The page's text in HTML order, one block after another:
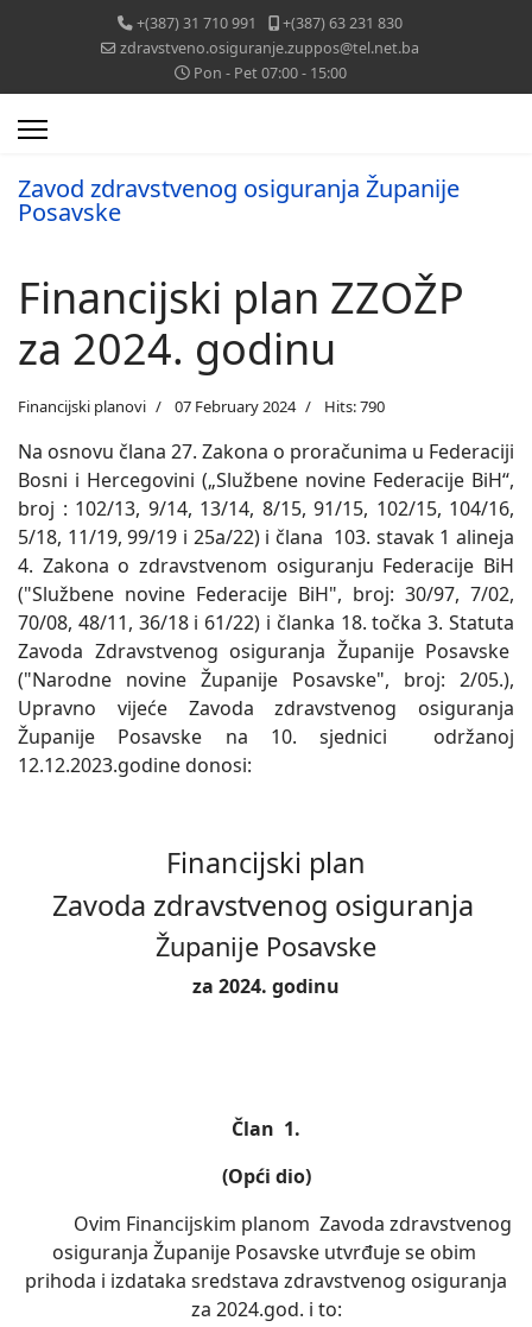
+(387) 31 710 991
+(387) 63 231 830
zdravstveno.osiguranje.zuppos@tel.net.ba
Pon - Pet 07:00 - 15:00
Zavod zdravstvenog osiguranja Županije
Posavske
Financijski plan ZZOŽP
za 2024. godinu
Financijski planovi 07 February 2024 Hits: 790
Na osnovu člana 27. Zakona o proračunima u Federaciji
Bosni i Hercegovini („Službene novine Federacije BiH“,
broj : 102/13, 9/14, 13/14, 8/15, 91/15, 102/15, 104/16,
5/18, 11/19, 99/19 i 25a/22) i člana 103. stavak 1 alineja
4. Zakona o zdravstvenom osiguranju Federacije BiH
("Službene novine Federacije BiH", broj: 30/97, 7/02,
70/08, 48/11, 36/18 i 61/22) i članka 18. točka 3. Statuta
Zavoda Zdravstvenog osiguranja Županije Posavske
("Narodne novine Županije Posavske", broj: 2/05.),
Upravno vijeće Zavoda zdravstvenog osiguranja
Županije Posavske na 10. sjednici održanoj
12.12.2023.godine donosi:
Financijski plan
Zavoda zdravstvenog osiguranja
Županije Posavske
za 2024. godinu
Član 1.
(Opći dio)
Ovim Financijskim planom Zavoda zdravstvenog
osiguranja Županije Posavske utvrđuje se obim
prihoda i izdataka sredstava zdravstvenog osiguranja
za 2024.god. i to: